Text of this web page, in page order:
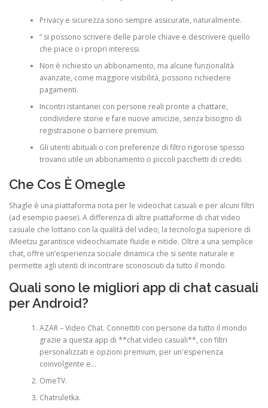
Privacy e sicurezza sono sempre assicurate, naturalmente.
” si possono scrivere delle parole chiave e descrivere quello
che piace o i propri interessi.
Non è richiesto un abbonamento, ma alcune funzionalità
avanzate, come maggiore visibilità, possono richiedere
pagamenti.
Incontri istantanei con persone reali pronte a chattare,
condividere storie e fare nuove amicizie, senza bisogno di
registrazione o barriere premium.
Gli utenti abituali o con preferenze di filtro rigorose spesso
trovano utile un abbonamento o piccoli pacchetti di crediti.
Che Cos È Omegle
Shagle è una piattaforma nota per le videochat casuali e per alcuni filtri
(ad esempio paese). A differenza di altre piattaforme di chat video
casuale che lottano con la qualità del video, la tecnologia superiore di
iMeetzu garantisce videochiamate fluide e nitide. Oltre a una semplice
chat, offre un’esperienza sociale dinamica che si sente naturale e
permette agli utenti di incontrare sconosciuti da tutto il mondo.
Quali sono le migliori app di chat casuali
per Android?
AZAR – Video Chat. Connettiti con persone da tutto il mondo
grazie a questa app di **chat video casuali**, con filtri
personalizzati e opzioni premium, per un'esperienza
coinvolgente e…
OmeTV.
Chatruletka.